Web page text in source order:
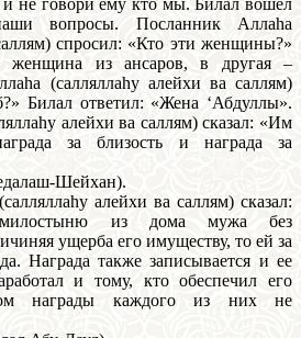
не говори ему кто мы. Билал вошел
вопросы. Посланник Аллаhа
спросил: «Кто эти женщины?»
женщина из ансаров, в другая –
(салляллаhу алейхи ва саллям)
Билал ответил: «Жена ‘Абдуллы».
алейхи ва саллям) сказал: «Им
за близость и награда за
Шейхан).
алейхи ва саллям) сказал:
из дома мужа без
ущерба его имуществу, то ей за
Награда также записывается и ее
и тому, кто обеспечил его
награды каждого из них не